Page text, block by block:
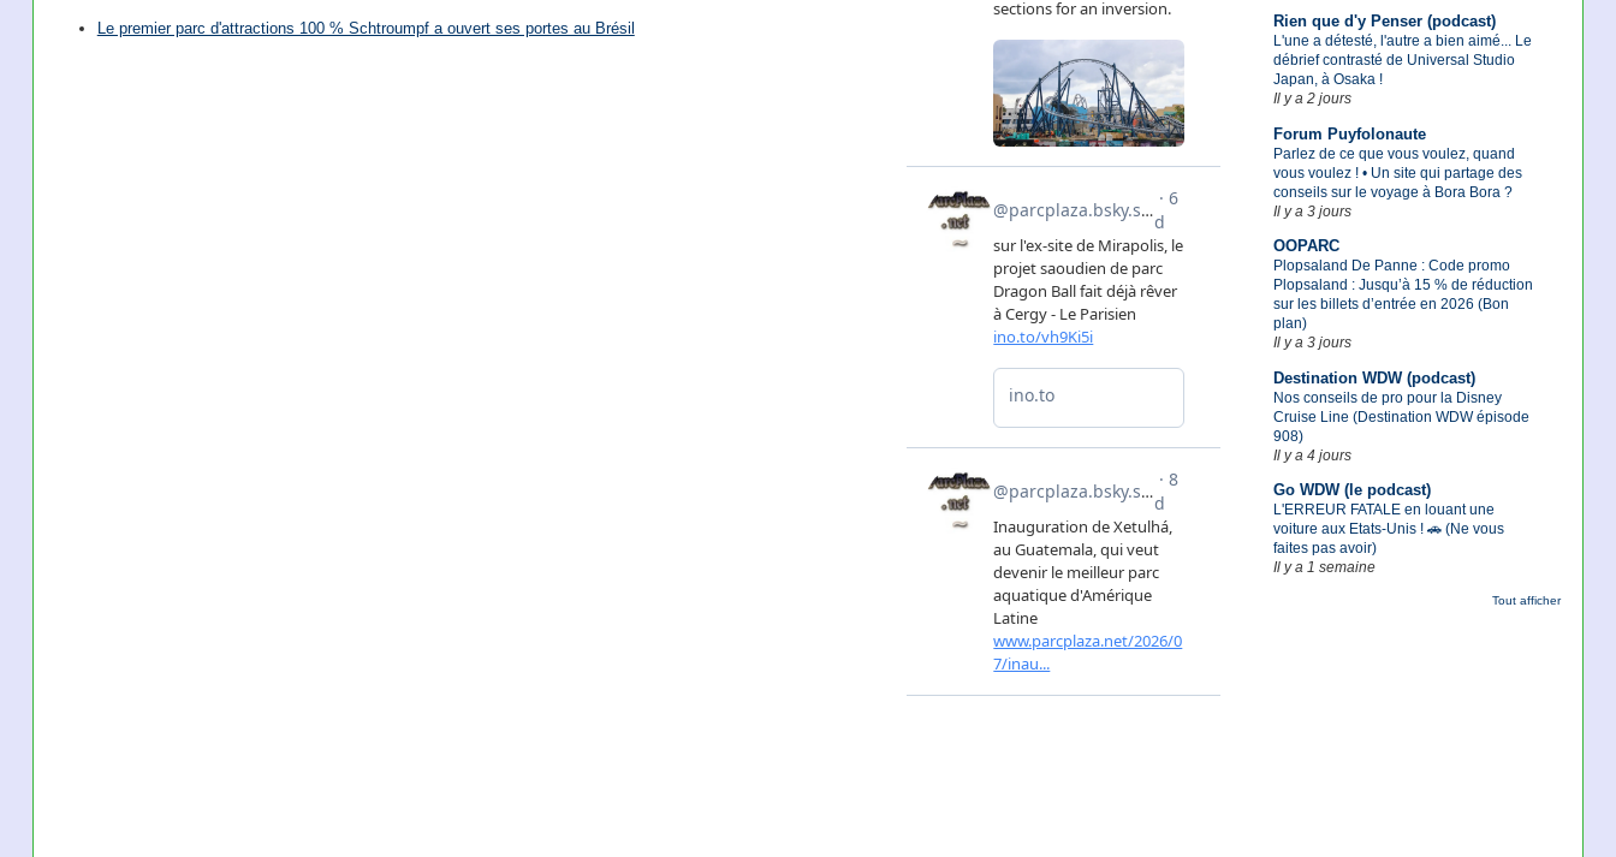
Rien que d'y Penser (podcast)
L'une a détesté, l'autre a bien aimé... Le
débrief contrasté de Universal Studio
Japan, à Osaka !
Il y a 2 jours
Forum Puyfolonaute
Parlez de ce que vous voulez, quand
vous voulez ! • Un site qui partage des
conseils sur le voyage à Bora Bora ?
Il y a 3 jours
OOPARC
Plopsaland De Panne : Code promo
Plopsaland : Jusqu’à 15 % de réduction
sur les billets d’entrée en 2026 (Bon
plan)
Il y a 3 jours
Destination WDW (podcast)
Nos conseils de pro pour la Disney
Cruise Line (Destination WDW épisode
908)
Il y a 4 jours
Go WDW (le podcast)
L'ERREUR FATALE en louant une
voiture aux Etats-Unis ! 🚗 (Ne vous
faites pas avoir)
Il y a 1 semaine
Tout afficher
Le premier parc d'attractions 100 % Schtroumpf a ouvert ses portes au Brésil